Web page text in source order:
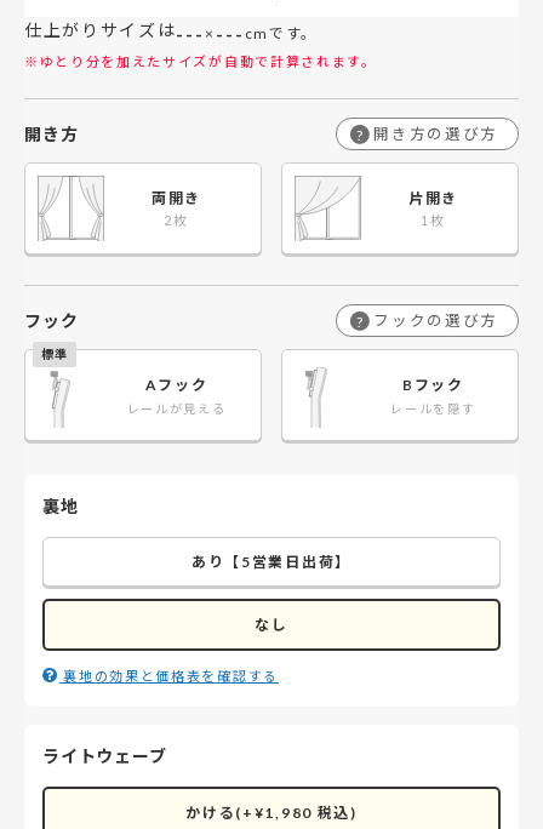
仕上がりサイズは--- × --- cmです。
※ゆとり分を加えたサイズが自動で計算されます。
開き方 ? 開き方の選び方
両開き 片開き
フック ? フックの選び方
Aフック
レールが見える
Bフック
レールを隠す
裏地
あり【5営業日出荷】
なし
裏地の効果と価格表を確認する
ライトウェーブ
かける(+¥1,980 税込)